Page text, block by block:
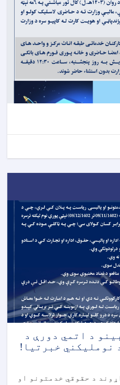
د اتمي دورې د
نومليکني خبرتیا!
د حقوقي خدمتونو او